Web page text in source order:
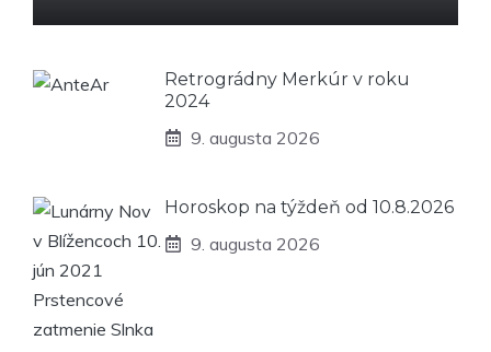
Retrográdny Merkúr v roku
2024
9. augusta 2026
Horoskop na týždeň od 10.8.2026
9. augusta 2026